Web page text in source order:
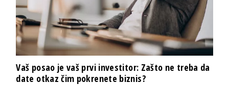
Vaš posao je vaš prvi investitor: Zašto ne treba da
date otkaz čim pokrenete biznis?